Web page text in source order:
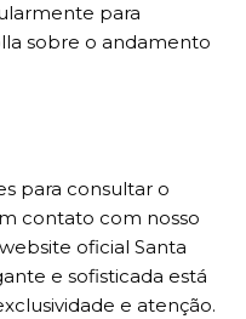
para
sobre o andamento
para consultar o
contato com nosso
oficial Santa
e sofisticada está
e atenção.